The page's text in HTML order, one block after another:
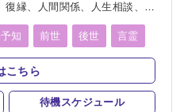
復縁、人間関係、人生相談、出
、教育、過去、浮気、総合運、
知 前世 後世 言霊
霊符
こちら
待機スケジュール